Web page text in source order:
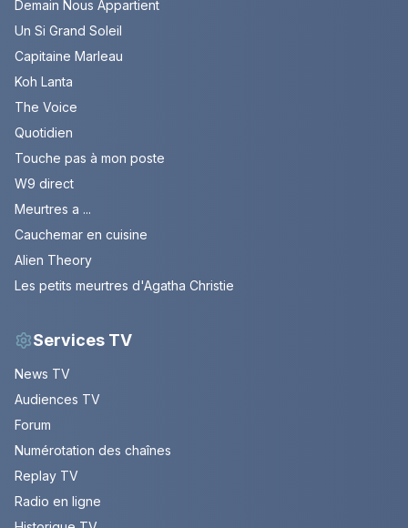
Demain Nous Appartient
Un Si Grand Soleil
Capitaine Marleau
Koh Lanta
The Voice
Quotidien
Touche pas à mon poste
W9 direct
Meurtres a ...
Cauchemar en cuisine
Alien Theory
Les petits meurtres d'Agatha Christie
Services TV
News TV
Audiences TV
Forum
Numérotation des chaînes
Replay TV
Radio en ligne